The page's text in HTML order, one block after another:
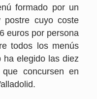
formado por un
postre cuyo coste
euros por persona
todos los menús
ha elegido las diez
concursen en